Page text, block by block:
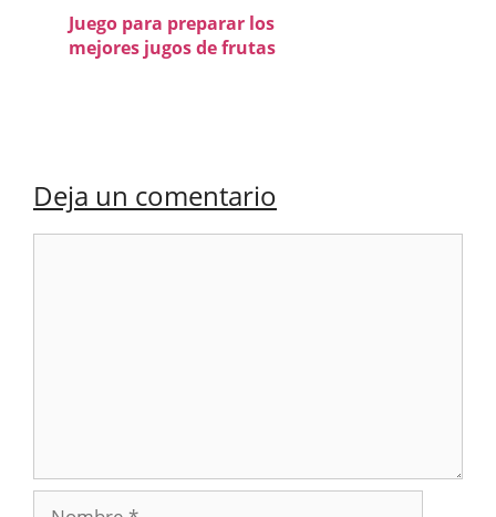
Juego para preparar los
mejores jugos de frutas
Deja un comentario
Nombre